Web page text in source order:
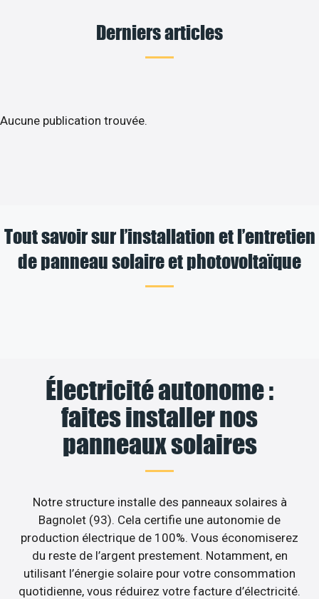
Derniers articles
Aucune publication trouvée.
Tout savoir sur l’installation et l’entretien
de panneau solaire et photovoltaïque
Électricité autonome :
faites installer nos
panneaux solaires
Notre structure installe des panneaux solaires à
Bagnolet (93). Cela certifie une autonomie de
production électrique de 100%. Vous économiserez
du reste de l’argent prestement. Notamment, en
utilisant l’énergie solaire pour votre consommation
quotidienne, vous réduirez votre facture d’électricité.